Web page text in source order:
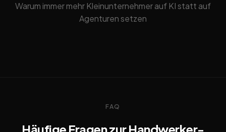
Warum immer mehr Kleinunternehmer auf KI statt auf
Agenturen setzen
FAQ